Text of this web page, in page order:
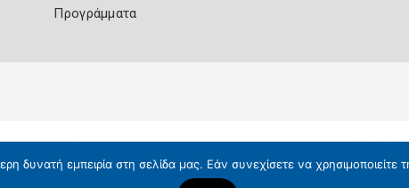
Προγράμματα
δυνατή εμπειρία στη σελίδα μας. Εάν συνεχίσετε να χρησιμοποιείτε